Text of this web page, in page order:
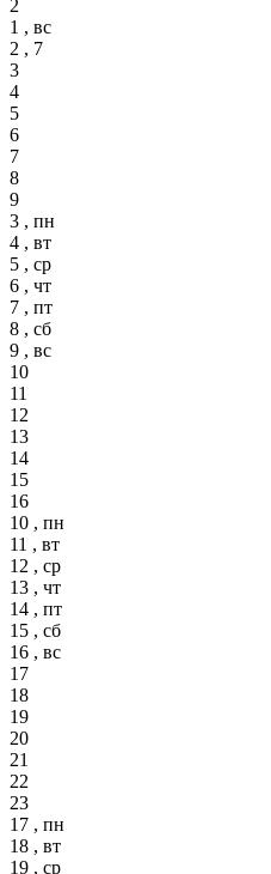
2
1 , вс
2 , 7
3
4
5
6
7
8
9
3 , пн
4 , вт
5 , ср
6 , чт
7 , пт
8 , сб
9 , вс
10
11
12
13
14
15
16
10 , пн
11 , вт
12 , ср
13 , чт
14 , пт
15 , сб
16 , вс
17
18
19
20
21
22
23
17 , пн
18 , вт
19 , ср